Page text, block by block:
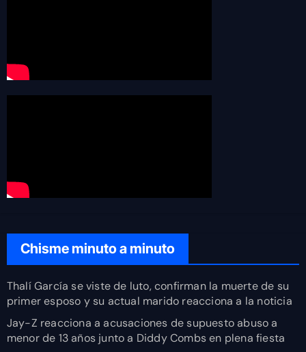
Chisme minuto a minuto
Thalí García se viste de luto, confirman la muerte de su
primer esposo y su actual marido reacciona a la noticia
Jay-Z reacciona a acusaciones de supuesto abuso a
menor de 13 años junto a Diddy Combs en plena fiesta